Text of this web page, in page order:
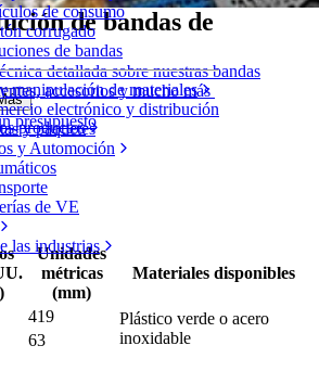
detallada sobre nuestras bandas
accesorios y mucho más
productos
de consumo
corrugado
de bandas
manipulación de materiales
electrónico y distribución
y paquetes
y Automoción
de VE
las industrias
de bandas de
presupuesto
Unidades
métricas
(mm)
Materiales disponibles
419
Plástico verde o acero
inoxidable
63